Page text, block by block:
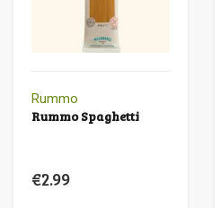
Rummo
Rummo Spaghetti
€2.99